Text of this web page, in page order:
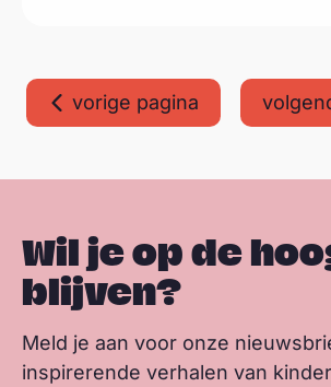
e
r
vorige pagina
Wil je op de
blijven?
Meld je aan voor onze
inspirerende verhalen van